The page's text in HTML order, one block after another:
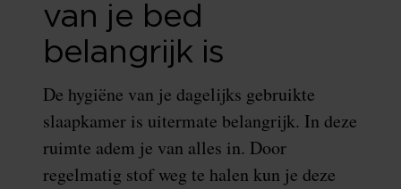
van je bed
belangrijk is
De hygiëne van je dagelijks gebruikte
slaapkamer is uitermate belangrijk. In deze
ruimte adem je van alles in. Door
regelmatig stof weg te halen kun je deze